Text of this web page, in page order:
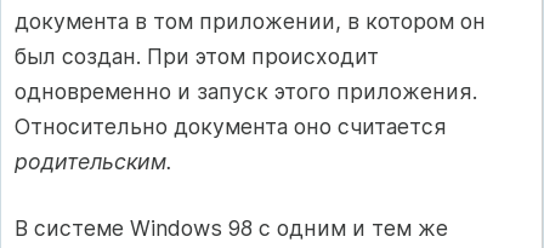
документа в том приложении, в котором он
был создан. При этом происходит
одновременно и запуск этого приложения.
Относительно документа оно считается
родительским.
В системе Windows 98 с одним и тем же